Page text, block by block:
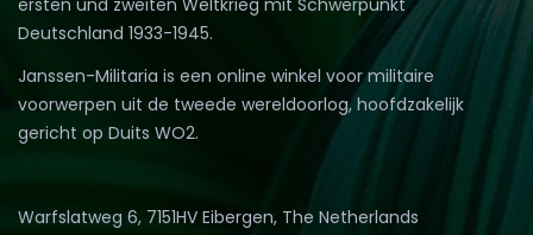
Deutschland 1933-1945.
Janssen-Militaria is een online winkel voor militaire
voorwerpen uit de tweede wereldoorlog, hoofdzakelijk
gericht op Duits WO2.
Warfslatweg 6, 7151HV Eibergen, The Netherlands